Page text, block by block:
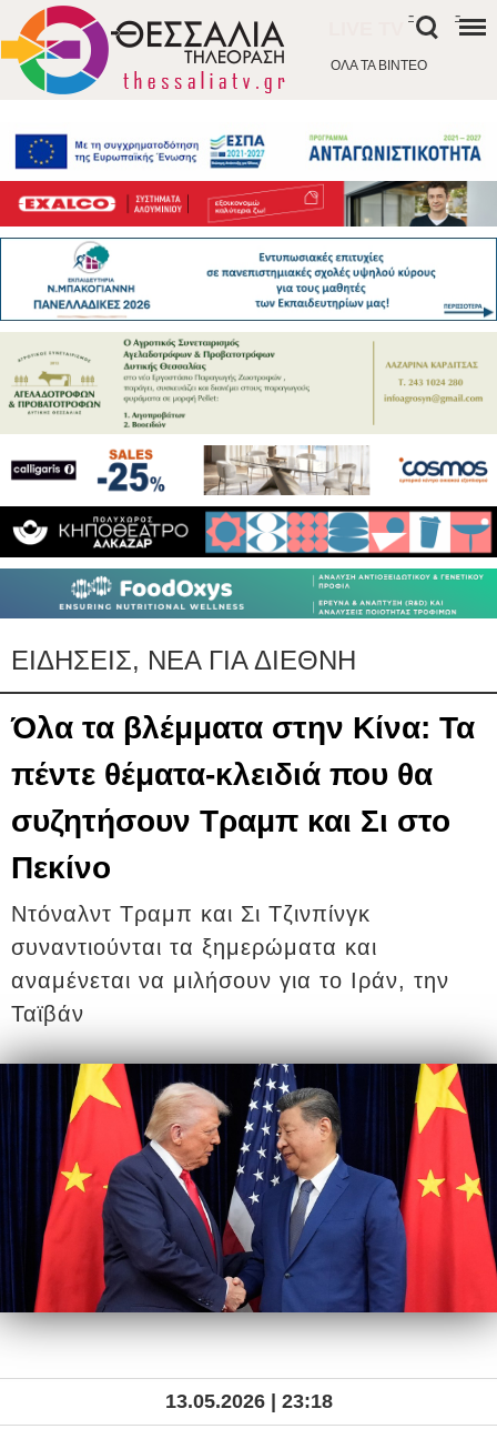
ΟΛΑ ΤΑ ΒΙΝΤΕΟ
- -
ΕΙΔΗΣΕΙΣ, ΝΕΑ ΓΙΑ ΔΙΕΘΝΗ
Όλα τα βλέμματα στην Κίνα: Τα
πέντε θέματα-κλειδιά που θα
συζητήσουν Τραμπ και Σι στο
Πεκίνο
Ντόναλντ Τραμπ και Σι Τζινπίνγκ
συναντιούνται τα ξημερώματα και
αναμένεται να μιλήσουν για το Ιράν, την
Ταϊβάν
13.05.2026 | 23:18